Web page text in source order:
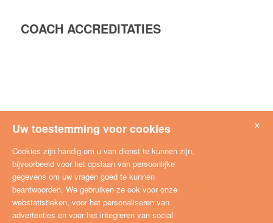
COACH ACCREDITATIES
×
Uw toestemming voor cookies
Cookies zijn handig om u van dienst te kunnen zijn,
bijvoorbeeld voor het opslaan van persoonlijke
gegevens om uw vragen goed te kunnen
beantwoorden. We gebruiken ze ook voor onze
webstatistieken, voor het personaliseren van
advertenties en voor het integreren van social